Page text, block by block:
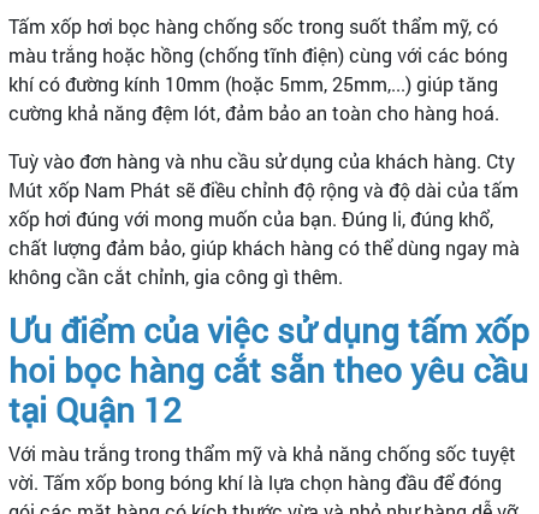
Tấm xốp hơi bọc hàng chống sốc trong suốt thẩm mỹ, có
màu trắng hoặc hồng (chống tĩnh điện) cùng với các bóng
khí có đường kính 10mm (hoặc 5mm, 25mm,...) giúp tăng
cường khả năng đệm lót, đảm bảo an toàn cho hàng hoá.
Tuỳ vào đơn hàng và nhu cầu sử dụng của khách hàng. Cty
Mút xốp Nam Phát sẽ điều chỉnh độ rộng và độ dài của tấm
xốp hơi đúng với mong muốn của bạn. Đúng li, đúng khổ,
chất lượng đảm bảo, giúp khách hàng có thể dùng ngay mà
không cần cắt chỉnh, gia công gì thêm.
Ưu điểm của việc sử dụng tấm xốp
hoi bọc hàng cắt sẵn theo yêu cầu
tại Quận 12
Với màu trắng trong thẩm mỹ và khả năng chống sốc tuyệt
vời. Tấm xốp bong bóng khí là lựa chọn hàng đầu để đóng